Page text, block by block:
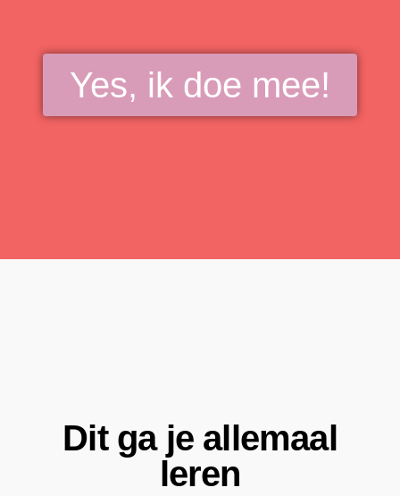
Yes, ik doe mee!
Dit ga je allemaal
leren